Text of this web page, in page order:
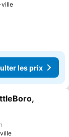
ville
les prix
favoris